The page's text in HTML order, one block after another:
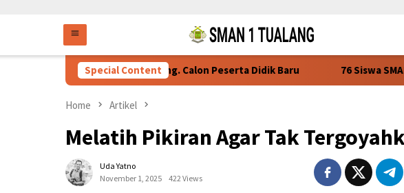
Special Content
Persyaratan Daftar Ulang. Calon Peserta Didik Baru 76 Siswa SMAN 1 Tualang
Home Artikel
Melatih Pikiran Agar Tak
Uda Yatno
November 1, 2025
422 Views